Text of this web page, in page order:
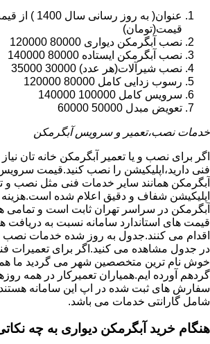
عنوان( به روز
قیمت(تومان)
نصب آبگرمکن دیواری 80000 120000
نصب آبگرمکن ایستاده 80000 140000
نصب شیرآلات(هر عدد) 30000 35000
رسوب زدایی کامل 80000 120000
سرویس کامل 100000 140000
تعویض مبدل 50000 60000
خدمات نصب،تعمیر و سرویس آبگرمکن
اگر برای نصب و یا تعمیر آبگرمکن خانه تان
فنی دارید،اپلیکیشن را نصب کنید.قیمت
آبگرمکن همانند سایر خدمات فنی مثل نصب و
اپلیکیشن شفاف و دقیق اعلام شده
آبگرمکن در سراسر تهران ثابت است و تمامی
قیمت های استاندارد سامانه نسبت به دریافت
اقدام می کنند.جدول به روز شده خدمات نصب
در جدول مشاهده می کنید.اگر برای تعمیرات
خوش نام ترین متخصصین شهر می گردید ما
گردهم آورده ایم.همیاران تعمیرکار در همه
سفارش های ثبت شده در اپ این سامانه
شامل گارانتی خدمات می باشد.
هنگام خرید آبگرمکن دیواری به چه